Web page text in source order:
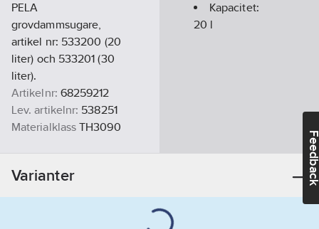
PELA
grovdammsugare,
artikel nr: 533200 (20
liter) och 533201 (30
liter).
Artikelnr: 68259212
Lev. artikelnr: 538251
Materialklass TH3090
Kapacitet:
20 l
Varianter